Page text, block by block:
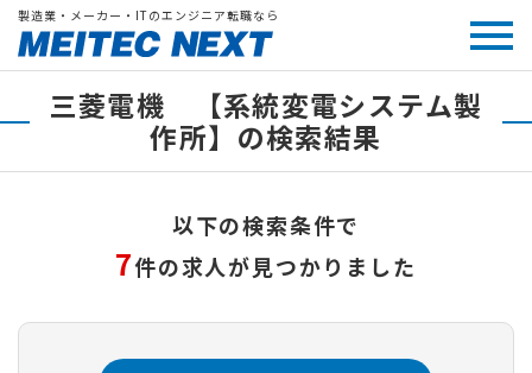
製造業・メーカー・ITのエンジニア転職なら
三菱電機 【系統変電システム製
作所】の検索結果
以下の検索条件で
7件の求人が見つかりました